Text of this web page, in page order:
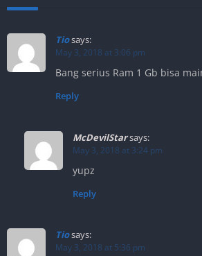
Tiosays:
May 3, 2018 at 3:06 pm
Bang serius Ram 1 Gb bisa
Reply
McDevilStarsays:
May 3, 2018 at 3:24 pm
yupz
Reply
Tiosays:
May 3, 2018 at 5:36 pm